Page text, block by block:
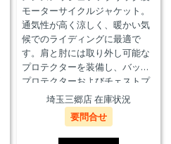
モーターサイクルジャケット。
通気性が高く涼しく、暖かい気
候でのライディングに最適で
す。肩と肘には取り外し可能な
プロテクターを装備し、バック
プロテクターおよびチェストプ
ロテクターにも対応していま
埼玉三郷店 在庫状況
要問合せ